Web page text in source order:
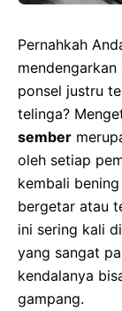
Pernahkah
ponsel justru
telinga?
sember
oleh setiap
kembali
bergetar atau
ini sering kali
yang sangat
kendalanya
gampang.